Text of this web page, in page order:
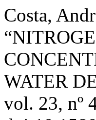
Costa,
WATER
vol. 23, nº